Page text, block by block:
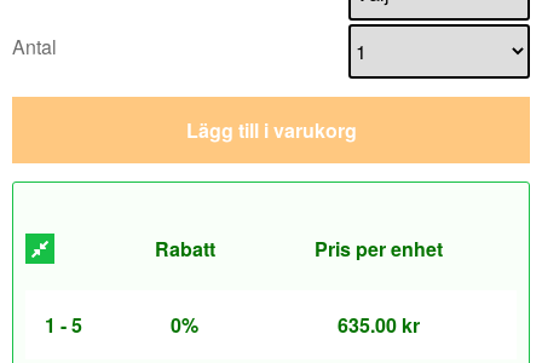
Antal
Lägg till i varukorg
Rabatt Pris per enhet
1 - 5 0% 635.00 kr